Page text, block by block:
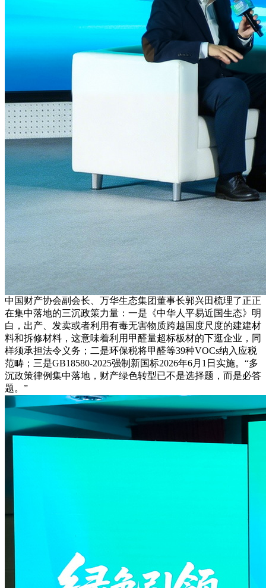
中国财产协会副会长、万华生态集团董事长郭兴田梳理了正正
在集中落地的三沉政策力量：一是《中华人平易近国生态》明
白，出产、发卖或者利用有毒无害物质跨越国度尺度的建建材
料和拆修材料，这意味着利用甲醛量超标板材的下逛企业，同
样须承担法令义务；二是环保税将甲醛等39种VOCs纳入应税
范畴；三是GB18580-2025强制新国标2026年6月1日实施。“多
沉政策律例集中落地，财产绿色转型已不是选择题，而是必答
题。”